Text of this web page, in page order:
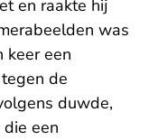
en raakte hij
was
keer een
de
duwde,
een